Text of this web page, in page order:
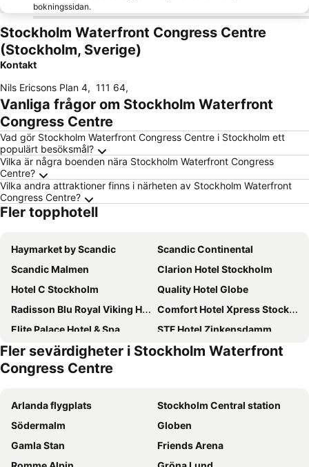
bokningssidan.
Stockholm Waterfront Congress Centre
(Stockholm, Sverige)
Kontakt
Nils Ericsons Plan 4, 111 64,
Vanliga frågor om Stockholm Waterfront
Congress Centre
Vad gör Stockholm Waterfront Congress Centre i Stockholm ett
populärt besöksmål?
Vilka är några boenden nära Stockholm Waterfront Congress
Centre?
Vilka andra attraktioner finns i närheten av Stockholm Waterfront
Congress Centre?
Fler topphotell
Haymarket by Scandic
Scandic Continental
Scandic Malmen
Clarion Hotel Stockholm
Hotel C Stockholm
Quality Hotel Globe
Radisson Blu Royal Viking Hotel, Stockholm
Comfort Hotel Xpress Stockholm Central
Elite Palace Hotel & Spa
STF Hotel Zinkensdamm
Hotel Gio, BW Signature Collection
Scandic Södra Kajen
Scandic No 53
Scandic Grand Central
Clarion Hotel Amaranten
Crystal Plaza Hotel
Ett Hem
Best Western Hotel at 108
Hotel Birger Jarl
Fler sevärdigheter i Stockholm Waterfront
Congress Centre
Arlanda flygplats
Stockholm Central station
Södermalm
Globen
Gamla Stan
Friends Arena